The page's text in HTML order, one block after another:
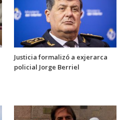
Justicia formalizó a exjerarca
policial Jorge Berriel